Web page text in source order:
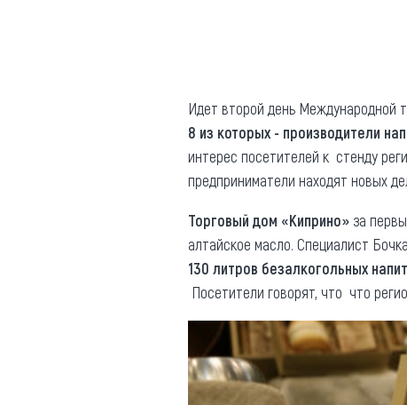
Придорожные кафе
Что
Другие рубрики
Реестр туристических
агентств Алтайского края
Идет второй день Международной
8 из которых - производители
интерес посетителей к стенду
предприниматели находят новых
Торговый дом «Киприно» за
алтайское масло. Специалист
130 литров безалкогольных
Посетители говорят, что что